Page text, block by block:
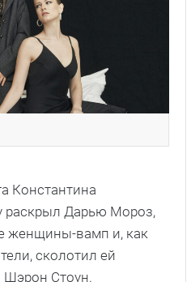
Константина
раскрыл Дарью Мороз,
женщины-вамп и, как
сколотил ей
Шэрон Стоун.